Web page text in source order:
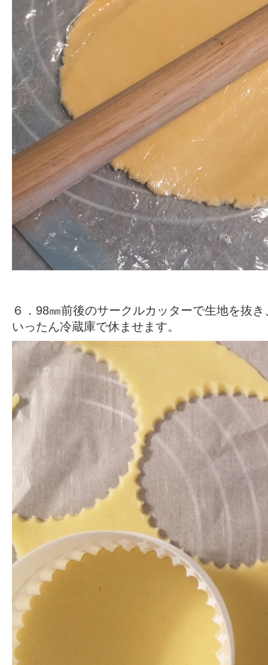
６．98㎜前後のサークルカッターで生地を抜
いったん冷蔵庫で休ませます。